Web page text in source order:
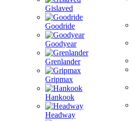
Gislaved
Goodride
Goodyear
Grenlander
Gripmax
Hankook
Headway